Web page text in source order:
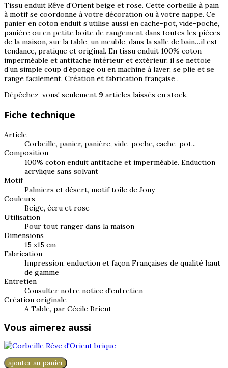
Tissu enduit Rêve d'Orient beige et rose. Cette corbeille à pain
à motif se coordonne à votre décoration ou à votre nappe. Ce
panier en coton enduit s’utilise aussi en cache-pot, vide-poche,
panière ou en petite boite de rangement dans toutes les pièces
de la maison, sur la table, un meuble, dans la salle de bain…il est
tendance, pratique et original. En tissu enduit 100% coton
imperméable et antitache intérieur et extérieur, il se nettoie
d’un simple coup d’éponge ou en machine à laver, se plie et se
range facilement. Création et fabrication française .
Dépêchez-vous! seulement 9 articles laissés en stock.
Fiche technique
Article
Corbeille, panier, panière, vide-poche, cache-pot...
Composition
100% coton enduit antitache et imperméable. Enduction
acrylique sans solvant
Motif
Palmiers et désert, motif toile de Jouy
Couleurs
Beige, écru et rose
Utilisation
Pour tout ranger dans la maison
Dimensions
15 x15 cm
Fabrication
Impression, enduction et façon Françaises de qualité haut
de gamme
Entretien
Consulter notre notice d'entretien
Création originale
A Table, par Cécile Brient
Vous aimerez aussi
ajouter au panier